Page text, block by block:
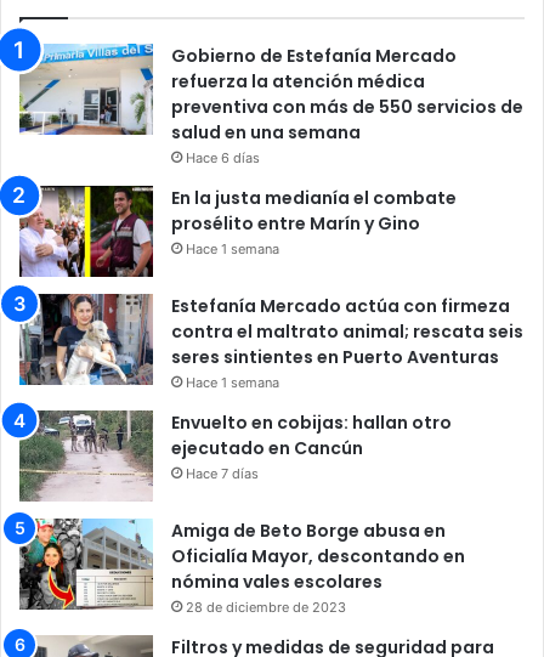
Gobierno de Estefanía Mercado
refuerza la atención médica
preventiva con más de 550 servicios de
salud en una semana
Hace 6 días
En la justa medianía el combate
prosélito entre Marín y Gino
Hace 1 semana
Estefanía Mercado actúa con firmeza
contra el maltrato animal; rescata seis
seres sintientes en Puerto Aventuras
Hace 1 semana
Envuelto en cobijas: hallan otro
ejecutado en Cancún
Hace 7 días
Amiga de Beto Borge abusa en
Oficialía Mayor, descontando en
nómina vales escolares
28 de diciembre de 2023
Filtros y medidas de seguridad para